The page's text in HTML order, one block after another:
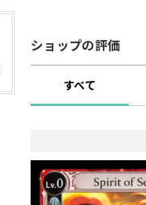
ショップの評価
すべて